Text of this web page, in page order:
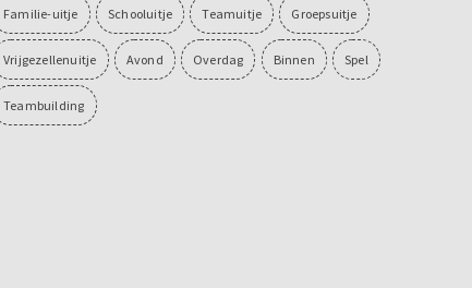
Familie-uitje Schooluitje Teamuitje Groepsuitje
Vrijgezellenuitje Avond Overdag Binnen Spel
Teambuilding